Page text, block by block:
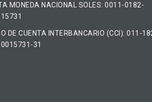
MONEDA NACIONAL​ ​SOLES​: 0011-0182-
DE CUENTA INTERBANCARIO (CCI): 011-
31